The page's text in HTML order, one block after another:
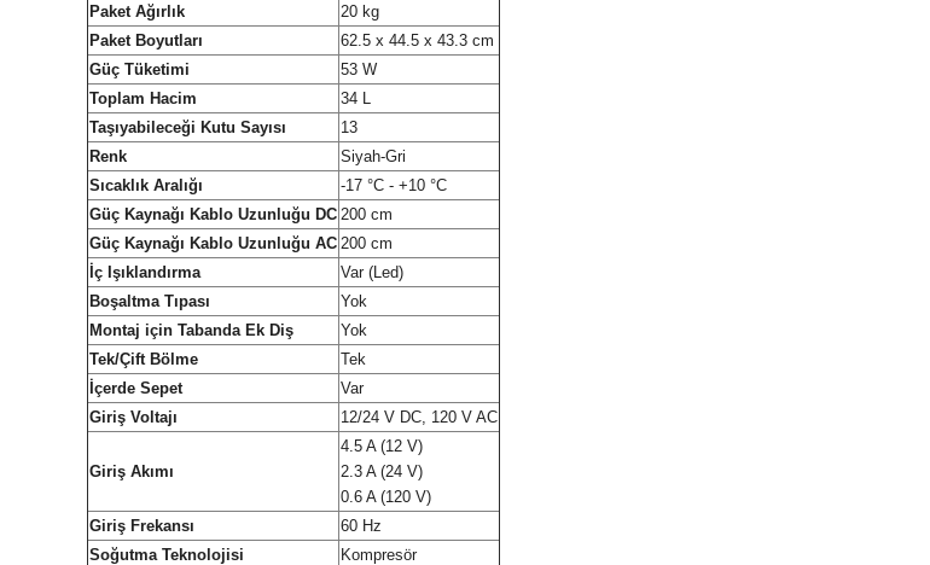
Paket Ağırlık
20 kg
Paket Boyutları
62.5 x 44.5 x 43.3 cm
Güç Tüketimi
53 W
Toplam Hacim
34 L
Taşıyabileceği Kutu Sayısı
13
Renk
Siyah-Gri
Sıcaklık Aralığı
-17 °C - +10 °C
Güç Kaynağı Kablo Uzunluğu DC 200 cm
Güç Kaynağı Kablo Uzunluğu AC 200 cm
İç Işıklandırma
Var (Led)
Boşaltma Tıpası
Yok
Montaj için Tabanda Ek Diş
Yok
Tek/Çift Bölme
Tek
İçerde Sepet
Var
Giriş Voltajı
12/24 V DC, 120 V AC
Giriş Akımı
4.5 A (12 V)
2.3 A (24 V)
0.6 A (120 V)
Giriş Frekansı
60 Hz
Soğutma Teknolojisi
Kompresör